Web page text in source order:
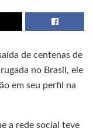
de centenas de
no Brasil, ele
em seu perfil na
a rede social teve